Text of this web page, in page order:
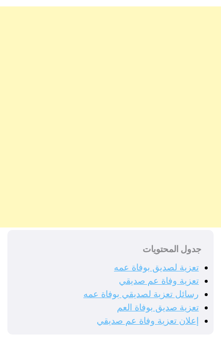
جدول المحتويات
تعزية لصديق بوفاة عمه
تعزية وفاة عم صديقي
رسائل تعزية لصديقي بوفاة عمه
تعزية صديق بوفاة العم
إعلان تعزية وفاة عم صديقي